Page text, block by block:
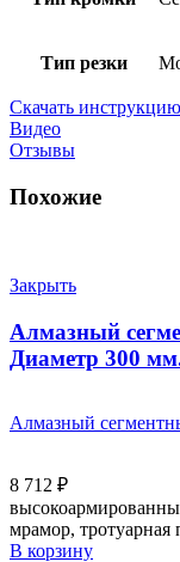
Тип резки
Скачать инструкцию
Видео
Отзывы
Похожие
Закрыть
Алмазный
Диаметр 300
Алмазный
8 712 ₽
мрамор, тротуарная
В корзину